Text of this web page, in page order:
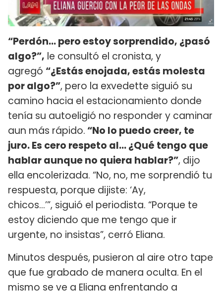
“Perdón... pero estoy sorprendido, ¿pasó
algo?”, le consultó el cronista, y
agregó “¿Estás enojada, estás molesta
por algo?”, pero la exvedette siguió su
camino hacia el estacionamiento donde
tenía su autoeligió no responder y caminar
aun más rápido. “No lo puedo creer, te
juro. Es cero respeto al... ¿Qué tengo que
hablar aunque no quiera hablar?”, dijo
ella encolerizada. “No, no, me sorprendió tu
respuesta, porque dijiste: ‘Ay,
chicos...’”, siguió el periodista. “Porque te
estoy diciendo que me tengo que ir
urgente, no insistas”, cerró Eliana.
Minutos después, pusieron al aire otro tape
que fue grabado de manera oculta. En el
mismo se ve a Eliana enfrentando a